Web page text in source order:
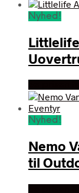
Nyhed!
Nyhed!
Nemo
til